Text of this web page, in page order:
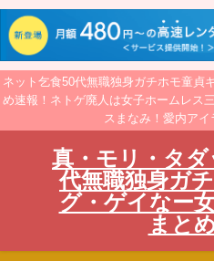
ネット乞食50代無職独身ガチホモ童貞
め速報！ネトゲ廃人は女子ホームレス
スまなみ！愛内アイ
真・モリ・タ
代無職独身ガ
グ・ゲイなー
まと